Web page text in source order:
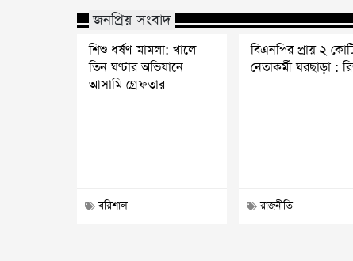
জনপ্রিয় সংবাদ
শিশু ধর্ষণ মামলা: খালে
তিন ঘণ্টার অভিযানে
আসামি গ্রেফতার
বরিশাল
বিএনপির প্রায় ২
নেতাকর্মী ঘরছাড়া :
রাজনীতি